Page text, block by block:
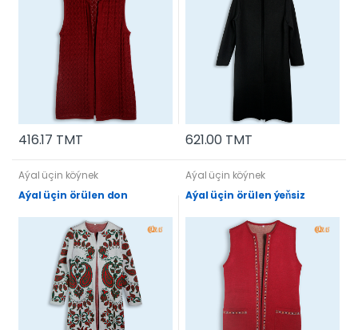
416.17 TMT 621.00 TMT
Aýal üçin köýnek
Aýal üçin örülen don
Aýal üçin köýnek
Aýal üçin örülen ýeňsiz